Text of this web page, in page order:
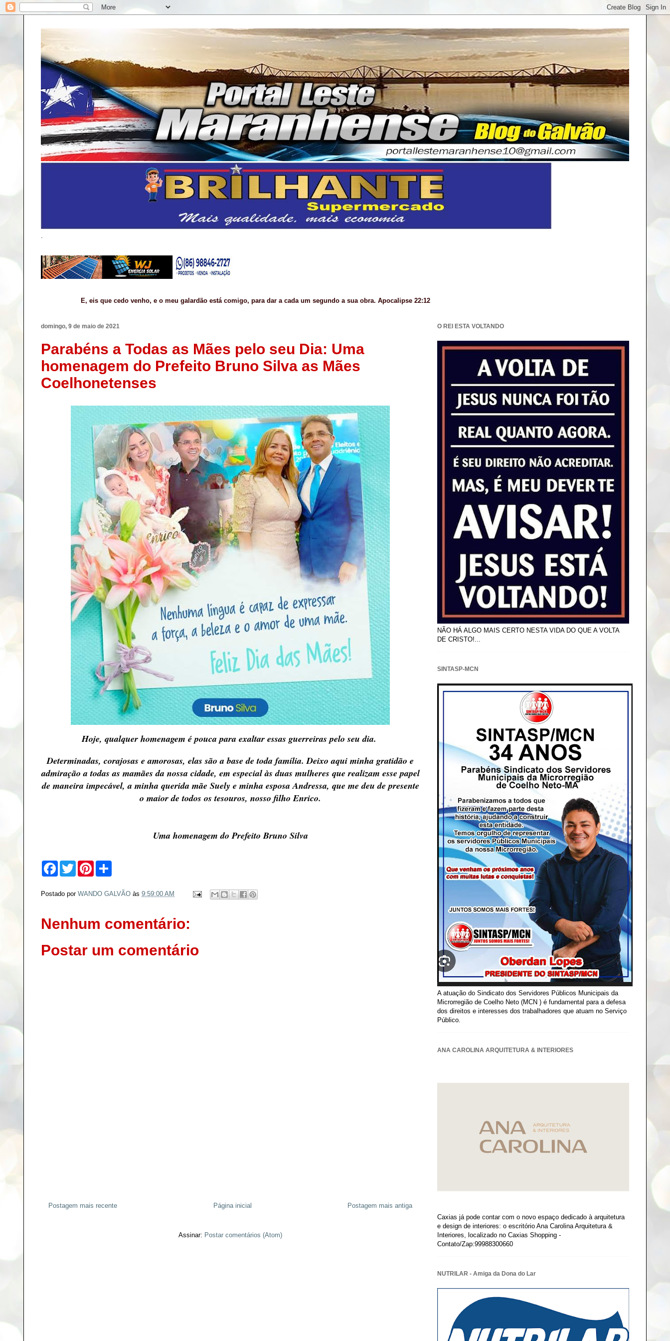
.
E, eis que cedo venho, e o meu galardão está comigo, para dar a cada um segundo a sua obra. Apocalipse 22:12
domingo, 9 de maio de 2021
Parabéns a Todas as Mães pelo seu Dia: Uma
homenagem do Prefeito Bruno Silva as Mães
Coelhonetenses
Hoje, qualquer homenagem é pouca para exaltar essas guerreiras pelo seu dia.
Determinadas, corajosas e amorosas, elas são a base de toda família. Deixo aqui minha gratidão e
admiração a todas as mamães da nossa cidade, em especial às duas mulheres que realizam esse papel
de maneira impecável, a minha querida mãe Suely e minha esposa Andressa, que me deu de presente
o maior de todos os tesouros, nosso filho Enrico.
Uma homenagem do Prefeito Bruno Silva
F
b
k
T
w
P
e
s
t
e
Postado por WANDO GALVÃO às 9:59:00 AM
Nenhum comentário:
Postar um comentário
Postagem mais recente Postagem mais antiga
Página inicial
Assinar: Postar comentários (Atom)
O REI ESTA VOLTANDO
NÃO HÁ ALGO MAIS CERTO NESTA VIDA DO QUE A VOLTA
DE CRISTO!...
SINTASP-MCN
A atuação do Sindicato dos Servidores Públicos Municipais da
Microrregião de Coelho Neto (MCN ) é fundamental para a defesa
dos direitos e interesses dos trabalhadores que atuam no Serviço
Público.
ANA CAROLINA ARQUITETURA & INTERIORES
Caxias já pode contar com o novo espaço dedicado à arquitetura
e design de interiores: o escritório Ana Carolina Arquitetura &
Interiores, localizado no Caxias Shopping -
Contato/Zap:99988300660
NUTRILAR - Amiga da Dona do Lar